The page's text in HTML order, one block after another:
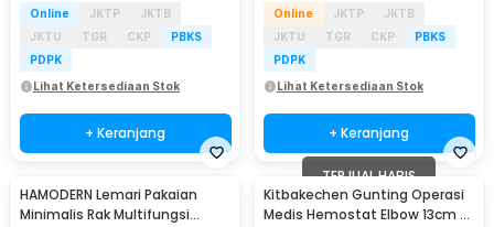
Online JKTP
JKTB
JKTU
TGR CKP
PBKS
PDPK
Lihat Ketersediaan Stok
+ Keranjang
Online JKTP
JKTB
JKTU
TGR CKP
PBKS
PDPK
Lihat Ketersediaan Stok
+ Keranjang
HAMODERN Lemari Pakaian
Minimalis Rak Multifungsi
TERJUAL HABIS
Kitbakechen Gunting Operasi
Medis Hemostat Elbow 13cm -